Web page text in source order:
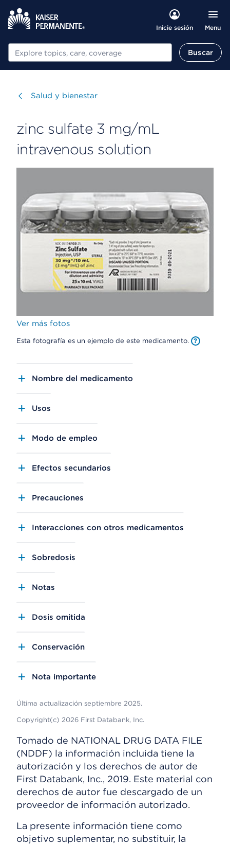
Inicie sesión Menu
Buscar Buscar
Visitar
Salud y bienestar
zinc sulfate 3 mg/mL
intravenous solution
Ver más fotos
Esta fotografía es un ejemplo de este medicamento.
Nombre del medicamento
Usos
Modo de empleo
Efectos secundarios
Precauciones
Interacciones con otros medicamentos
Sobredosis
Notas
Dosis omitida
Conservación
Nota importante
Última actualización septiembre 2025.
Copyright(c) 2026 First Databank, Inc.
Tomado de NATIONAL DRUG DATA FILE
(NDDF) la información incluida tiene la
autorización y los derechos de autor de
First Databank, Inc., 2019. Este material con
derechos de autor fue descargado de un
proveedor de información autorizado.
La presente información tiene como
objetivo suplementar, no substituir, la